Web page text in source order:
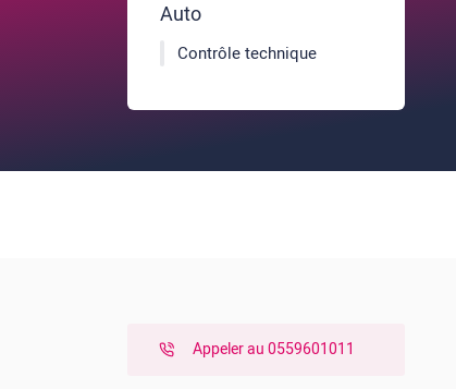
Auto
Contrôle technique
Appeler au 0559601011